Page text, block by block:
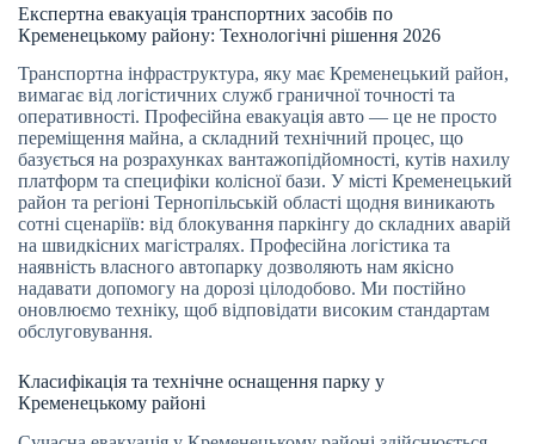
Експертна евакуація транспортних засобів по
Кременецькому району: Технологічні рішення 2026
Транспортна інфраструктура, яку має Кременецький район,
вимагає від логістичних служб граничної точності та
оперативності. Професійна евакуація авто — це не просто
переміщення майна, а складний технічний процес, що
базується на розрахунках вантажопідйомності, кутів нахилу
платформ та специфіки колісної бази. У місті Кременецький
район та регіоні Тернопільській області щодня виникають
сотні сценаріїв: від блокування паркінгу до складних аварій
на швидкісних магістралях. Професійна логістика та
наявність власного автопарку дозволяють нам якісно
надавати допомогу на дорозі цілодобово. Ми постійно
оновлюємо техніку, щоб відповідати високим стандартам
обслуговування.
Класифікація та технічне оснащення парку у
Кременецькому районі